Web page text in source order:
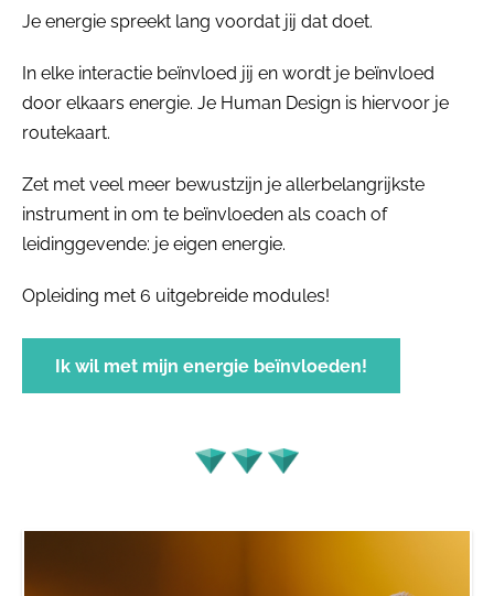
Je energie spreekt lang voordat jij dat doet.
In elke interactie beïnvloed jij en wordt je beïnvloed
door elkaars energie. Je Human Design is hiervoor je
routekaart.
Zet met veel meer bewustzijn je allerbelangrijkste
instrument in om te beïnvloeden als coach of
leidinggevende: je eigen energie.
Opleiding met 6 uitgebreide modules!
Ik wil met mijn energie beïnvloeden!